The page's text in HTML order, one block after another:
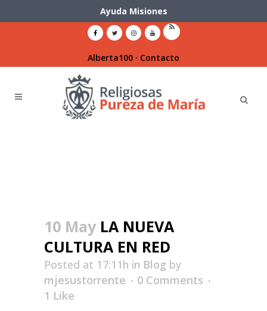
Ayuda Misiones
Alberta100 · Contacto
10 May LA NUEVA
CULTURA EN RED
Posted at 17:11h in Blog by
mjesustorrente
0 Comments
1 Like